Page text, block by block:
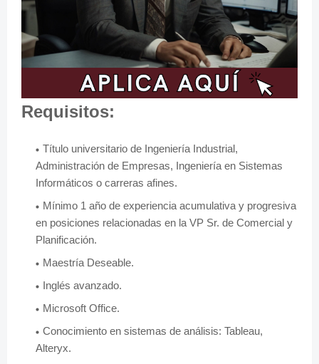
Requisitos:
Título universitario de Ingeniería Industrial,
Administración de Empresas, Ingeniería en Sistemas
Informáticos o carreras afines.
Mínimo 1 año de experiencia acumulativa y progresiva
en posiciones relacionadas en la VP Sr. de Comercial y
Planificación.
Maestría Deseable.
Inglés avanzado.
Microsoft Office.
Conocimiento en sistemas de análisis: Tableau,
Alteryx.